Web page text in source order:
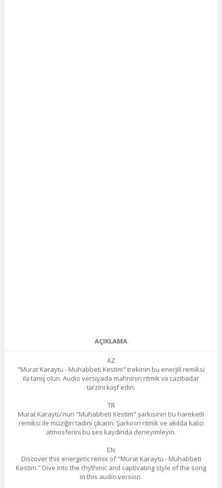
AÇIKLAMA
AZ
"Murat Karaytu - Muhabbeti Kestim" trekinin bu enerjili remiksi
ilə tanış olun. Audio versiyada mahnının ritmik və cazibədar
tərzini kəşf edin.
TR
Murat Karaytu'nun "Muhabbeti Kestim" şarkısının bu hareketli
remiksi ile müziğin tadını çıkarın. Şarkının ritmik ve akılda kalıcı
atmosferini bu ses kaydında deneyimleyin.
EN
Discover this energetic remix of "Murat Karaytu - Muhabbeti
Kestim." Dive into the rhythmic and captivating style of the song
in this audio version.